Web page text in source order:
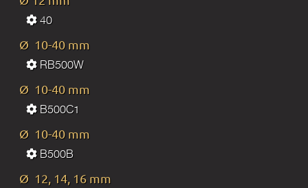
40
Ø 10-40 mm
RB500W
Ø 10-40 mm
В500С1
Ø 10-40 mm
В500В
Ø 12, 14, 16 mm